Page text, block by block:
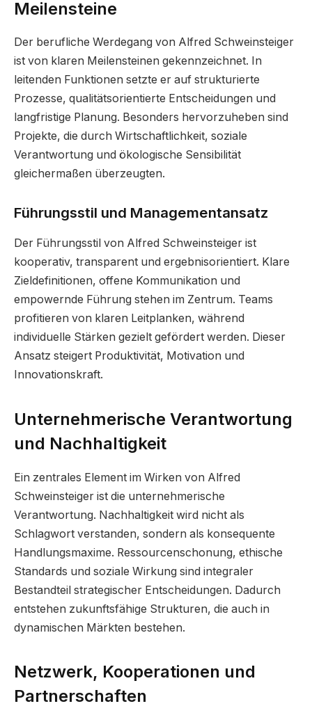
Meilensteine
Der berufliche Werdegang von Alfred Schweinsteiger
ist von klaren Meilensteinen gekennzeichnet. In
leitenden Funktionen setzte er auf strukturierte
Prozesse, qualitätsorientierte Entscheidungen und
langfristige Planung. Besonders hervorzuheben sind
Projekte, die durch Wirtschaftlichkeit, soziale
Verantwortung und ökologische Sensibilität
gleichermaßen überzeugten.
Führungsstil und Managementansatz
Der Führungsstil von Alfred Schweinsteiger ist
kooperativ, transparent und ergebnisorientiert. Klare
Zieldefinitionen, offene Kommunikation und
empowernde Führung stehen im Zentrum. Teams
profitieren von klaren Leitplanken, während
individuelle Stärken gezielt gefördert werden. Dieser
Ansatz steigert Produktivität, Motivation und
Innovationskraft.
Unternehmerische Verantwortung
und Nachhaltigkeit
Ein zentrales Element im Wirken von Alfred
Schweinsteiger ist die unternehmerische
Verantwortung. Nachhaltigkeit wird nicht als
Schlagwort verstanden, sondern als konsequente
Handlungsmaxime. Ressourcenschonung, ethische
Standards und soziale Wirkung sind integraler
Bestandteil strategischer Entscheidungen. Dadurch
entstehen zukunftsfähige Strukturen, die auch in
dynamischen Märkten bestehen.
Netzwerk, Kooperationen und
Partnerschaften